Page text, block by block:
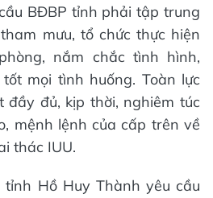
BĐBP tỉnh phải tập trung
mưu, tổ chức thực hiện
nắm chắc tình hình,
mọi tình huống. Toàn lực
đầy đủ, kịp thời, nghiêm túc
mệnh lệnh của cấp trên về
thác IUU.
tỉnh Hồ Huy Thành yêu cầu